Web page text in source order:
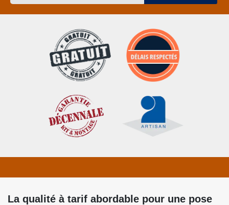
La qualité à tarif abordable pour une pose